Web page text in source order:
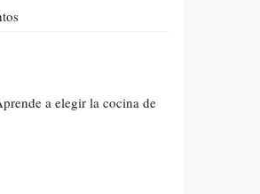
a elegir la cocina de